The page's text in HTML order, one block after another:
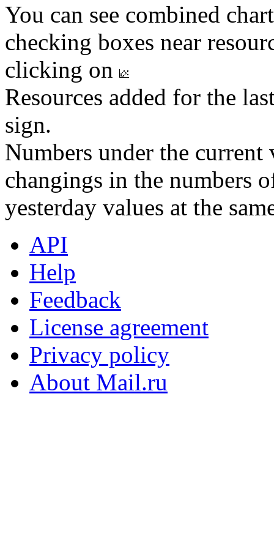
You can see combined
checking boxes near
clicking on
Resources added for the
sign.
Numbers under the
changings in the numbers
yesterday values at the
API
Help
Feedback
License agreement
Privacy policy
About Mail.ru